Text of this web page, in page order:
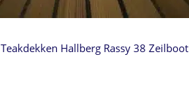
Teakdekken Hallberg Rassy 38 Zeilboot